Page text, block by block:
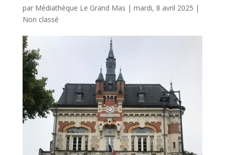
par Médiathèque Le Grand Mas | mardi, 8 avril 2025 |
Non classé